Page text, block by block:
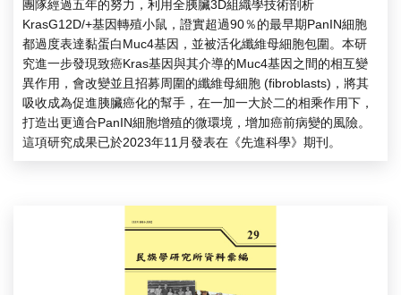
團隊經過五年的努力，利用全胰臟3D組織學技術剖析
KrasG12D/+基因轉殖小鼠，證實超過90％的最早期PanIN細胞
都過度表達黏蛋白Muc4基因，並被活化纖維母細胞包圍。本研
究進一步發現致癌Kras基因與其介導的Muc4基因之間的相互變
異作用，會改變並且招募周圍的纖維母細胞 (fibroblasts)，將其
吸收成為促進胰臟癌化的幫手，在一加一大於二的相乘作用下，
打造出更適合PanIN細胞增殖的微環境，增加癌前病變的風險。
這項研究成果已於2023年11月發表在《先進科學》期刊。